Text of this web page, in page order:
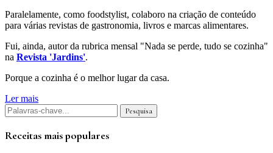
Paralelamente, como foodstylist, colaboro na criação de conteúdo
para várias revistas de gastronomia, livros e marcas alimentares.
Fui, ainda, autor da rubrica mensal "Nada se perde, tudo se cozinha"
na Revista 'Jardins'.
Porque a cozinha é o melhor lugar da casa.
Ler mais
Receitas mais populares